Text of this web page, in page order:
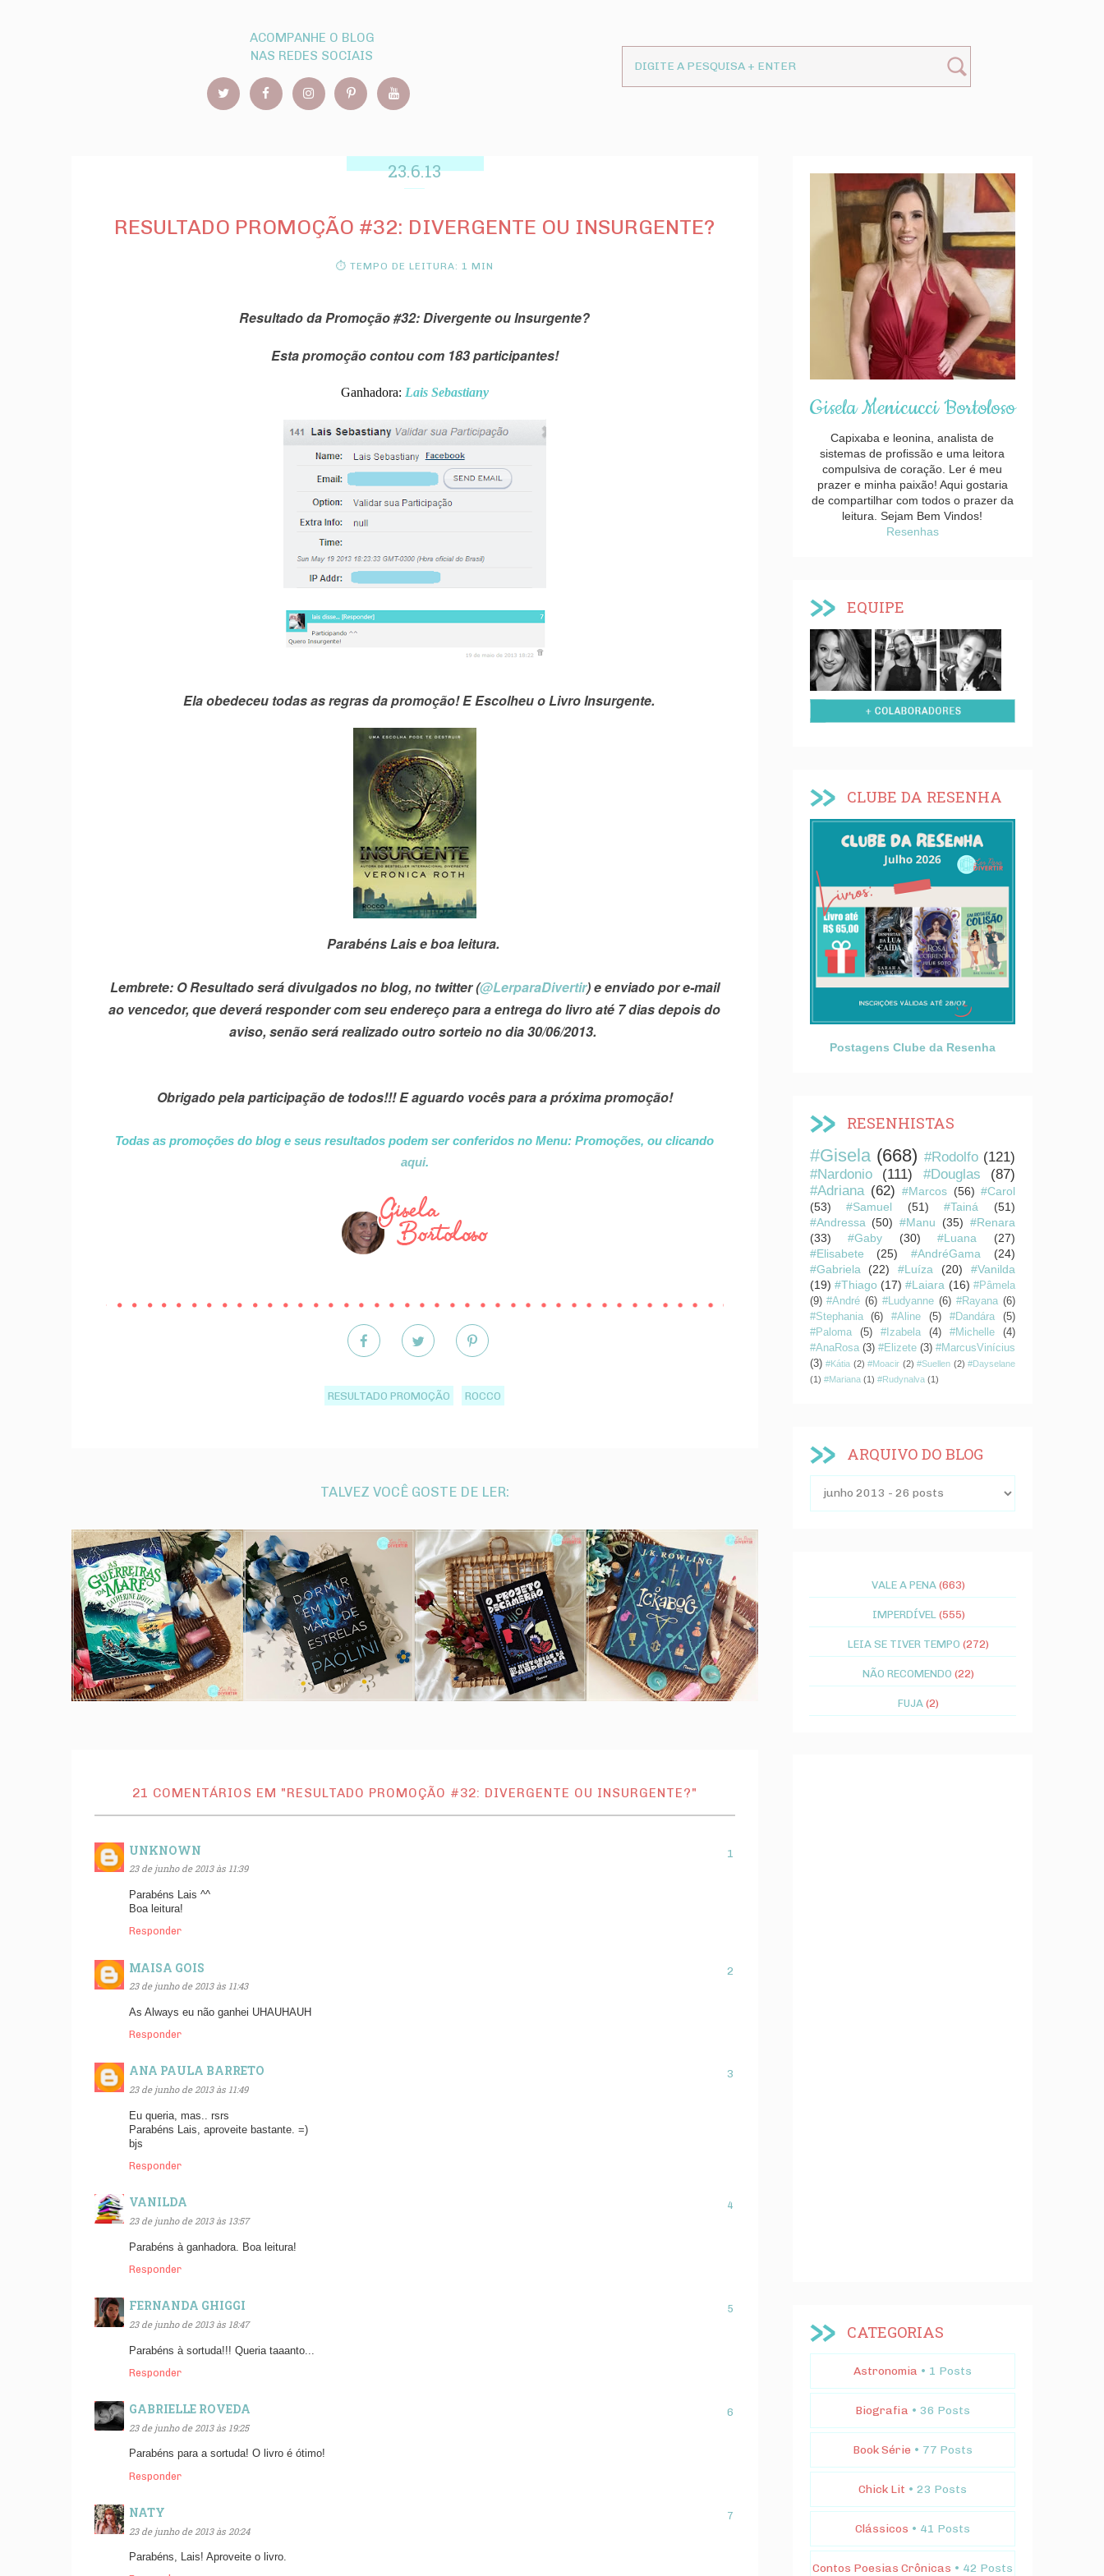
ACOMPANHE O BLOG
NAS REDES SOCIAIS
23.6.13
RESULTADO PROMOÇÃO #32: DIVERGENTE OU INSURGENTE?
⏱ TEMPO DE LEITURA: 1 MIN
Resultado da Promoção #32: Divergente ou Insurgente?
Esta promoção contou com 183 participantes!
Ganhadora: Lais Sebastiany
Ela obedeceu todas as regras da promoção!E Escolheu o Livro Insurgente.
Parabéns Lais e boa leitura.
Lembrete: O Resultado será divulgados no blog, no twitter (@LerparaDivertir) e enviado por e-mail
ao vencedor, que deverá responder com seu endereço para a entrega do livro até 7 dias depois do
aviso, senão será realizado outro sorteio no dia 30/06/2013.
Obrigado pela participação de todos!!! E aguardo vocês para a próxima promoção!
Todas as promoções do blog e seus resultados podem ser conferidos no Menu: Promoções, ou clicando
aqui.
RESULTADO PROMOÇÃO ROCCO
TALVEZ VOCÊ GOSTE DE LER:
21 COMENTÁRIOS EM "RESULTADO PROMOÇÃO #32: DIVERGENTE OU INSURGENTE?"
UNKNOWN
23 de junho de 2013 às 11:39
Parabéns Lais ^^
Boa leitura!
Responder
MAISA GOIS
23 de junho de 2013 às 11:43
As Always eu não ganhei UHAUHAUH
Responder
ANA PAULA BARRETO
23 de junho de 2013 às 11:49
Eu queria, mas.. rsrs
Parabéns Lais, aproveite bastante. =)
bjs
Responder
VANILDA
23 de junho de 2013 às 13:57
Parabéns à ganhadora. Boa leitura!
Responder
FERNANDA GHIGGI
23 de junho de 2013 às 18:47
Parabéns à sortuda!!! Queria taaanto...
Responder
GABRIELLE ROVEDA
23 de junho de 2013 às 19:25
Parabéns para a sortuda! O livro é ótimo!
Responder
NATY
23 de junho de 2013 às 20:24
Parabéns, Lais! Aproveite o livro.
Gisela Menicucci Bortoloso
Capixaba e leonina, analista de
sistemas de profissão e uma leitora
compulsiva de coração. Ler é meu
prazer e minha paixão! Aqui gostaria
de compartilhar com todos o prazer da
leitura. Sejam Bem Vindos!
Resenhas
EQUIPE
CLUBE DA RESENHA
Postagens Clube da Resenha
RESENHISTAS
#Gisela (668) #Rodolfo (121)
#Nardonio
(111) #Douglas
(87)
#Adriana (62) #Marcos (56) #Carol
(53)
#Samuel (51) #Tainá
(51)
#Andressa (50) #Manu (35) #Renara
(33)
#Gaby (30) #Luana
(27)
#Elisabete
(25) #AndréGama
(24)
#Gabriela
(22) #Luíza (20)
#Vanilda
(19) #Thiago (17) #Laiara (16) #Pâmela
(9) #André (6) #Ludyanne (6) #Rayana (6)
#Stephania
(6) #Aline (5) #Dandára
(5)
#Paloma
(5) #Izabela (4) #Michelle
(4)
#AnaRosa (3) #Elizete (3) #MarcusVinícius
(3) #Kátia (2) #Moacir (2) #Suellen (2) #Dayselane
(1) #Mariana (1) #Rudynalva (1)
ARQUIVO DO BLOG
VALE A PENA (663)
IMPERDÍVEL (555)
LEIA SE TIVER TEMPO (272)
NÃO RECOMENDO (22)
FUJA (2)
CATEGORIAS
Astronomia • 1 Posts
Biografia • 36 Posts
Book Série • 77 Posts
Chick Lit • 23 Posts
Clássicos • 41 Posts
Contos Poesias Crônicas • 42 Posts